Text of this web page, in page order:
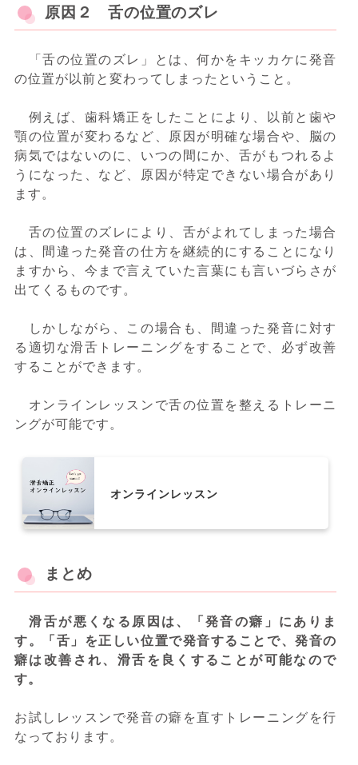
原因２ 舌の位置のズレ
「舌の位置のズレ」とは、何かをキッカケに発音
の位置が以前と変わってしまったということ。
例えば、歯科矯正をしたことにより、以前と歯や
顎の位置が変わるなど、原因が明確な場合や、脳の
病気ではないのに、いつの間にか、舌がもつれるよ
うになった、など、原因が特定できない場合があり
ます。
舌の位置のズレにより、舌がよれてしまった場合
は、間違った発音の仕方を継続的にすることになり
ますから、今まで言えていた言葉にも言いづらさが
出てくるものです。
しかしながら、この場合も、間違った発音に対す
る適切な滑舌トレーニングをすることで、必ず改善
することができます。
オンラインレッスンで舌の位置を整えるトレーニ
ングが可能です。
オンラインレッスン
まとめ
滑舌が悪くなる原因は、「発音の癖」にありま
す。「舌」を正しい位置で発音することで、発音の
癖は改善され、滑舌を良くすることが可能なので
す。
お試しレッスンで発音の癖を直すトレーニングを行
なっております。